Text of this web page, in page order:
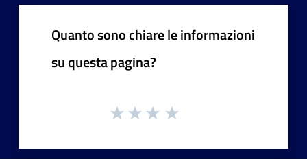
Quanto sono chiare le informazioni
su questa pagina?